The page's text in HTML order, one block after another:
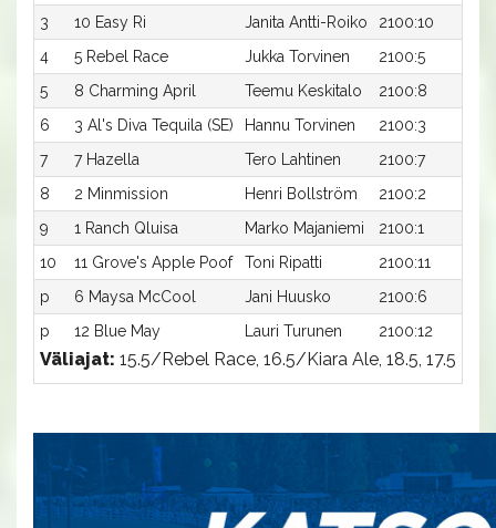
3
10 Easy Ri Janita Antti-Roiko 2100:10
4
5 Rebel Race Jukka Torvinen 2100:5
5
8 Charming April Teemu Keskitalo 2100:8
6
3 Al's Diva Tequila (SE) Hannu Torvinen 2100:3
7
7 Hazella Tero Lahtinen 2100:7
8
2 Minmission Henri Bollström 2100:2
9
1 Ranch Qluisa Marko Majaniemi 2100:1
10
11 Grove's Apple Poof Toni Ripatti 2100:11
p
6 Maysa McCool Jani Huusko 2100:6
p
12 Blue May Lauri Turunen 2100:12
Väliajat: 15.5/Rebel Race, 16.5/Kiara Ale, 18.5, 17.5